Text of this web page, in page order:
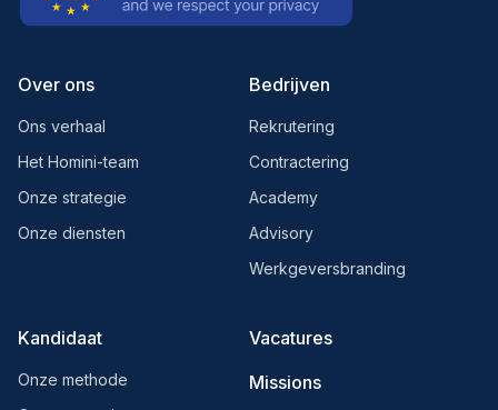
Over ons
Ons verhaal
Het Homini-team
Onze strategie
Onze diensten
Bedrijven
Rekrutering
Contractering
Academy
Advisory
Werkgeversbranding
Kandidaat
Onze methode
Vacatures
Missions